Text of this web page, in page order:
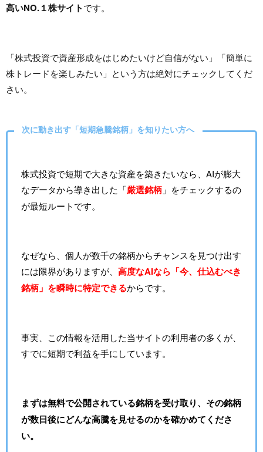
高いNO.１株サイトです。
「株式投資で資産形成をはじめたいけど自信がない」「簡単に
株トレードを楽しみたい」という方は絶対にチェックしてくだ
さい。
次に動き出す「短期急騰銘柄」を知りたい方へ
株式投資で短期で大きな資産を築きたいなら、AIが膨大
なデータから導き出した「厳選銘柄」をチェックするの
が最短ルートです。
なぜなら、個人が数千の銘柄からチャンスを見つけ出す
には限界がありますが、 高度なAIなら「今、仕込むべき
銘柄」を瞬時に特定できるからです。
事実、この情報を活用した当サイトの利用者の多くが、
すでに短期で利益を手にしています。
まずは無料で公開されている銘柄を受け取り、その銘柄
が数日後にどんな高騰を見せるのかを確かめてくださ
い。